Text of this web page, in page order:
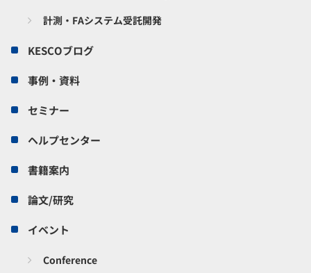
計測・FAシステム受託開発
KESCOブログ
事例・資料
セミナー
ヘルプセンター
書籍案内
論文/研究
イベント
Conference